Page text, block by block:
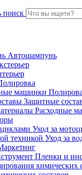
Автошампунь
Защитные
Расходные
Уход за
Уход за
Пленки и